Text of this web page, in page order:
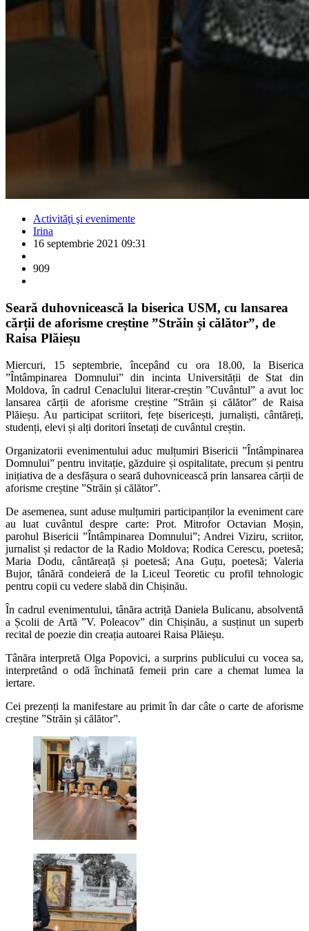
Activităţi şi evenimente
Irina
16 septembrie 2021 09:31
909
Seară duhovnicească la biserica USM, cu lansarea
cărții de aforisme creștine ”Străin și călător”, de
Raisa Plăieșu
Miercuri, 15 septembrie, începând cu ora 18.00, la Biserica
”Întâmpinarea Domnului” din incinta Universității de Stat din
Moldova, în cadrul Cenaclului literar-creștin ”Cuvântul” a avut loc
lansarea cărții de aforisme creștine ”Străin și călător” de Raisa
Plăieșu. Au participat scriitori, fețe bisericești, jurnaliști, cântăreți,
studenți, elevi și alți doritori însetați de cuvântul creștin.
Organizatorii evenimentului aduc mulțumiri Bisericii ”Întâmpinarea
Domnului” pentru invitație, găzduire și ospitalitate, precum și pentru
inițiativa de a desfășura o seară duhovnicească prin lansarea cărții de
aforisme creștine ”Străin și călător”.
De asemenea, sunt aduse mulțumiri participanților la eveniment care
au luat cuvântul despre carte: Prot. Mitrofor Octavian Moșin,
parohul Bisericii ”Întâmpinarea Domnului”; Andrei Viziru, scriitor,
jurnalist și redactor de la Radio Moldova; Rodica Cerescu, poetesă;
Maria Dodu, cântăreață și poetesă; Ana Guțu, poetesă; Valeria
Bujor, tânără condeieră de la Liceul Teoretic cu profil tehnologic
pentru copii cu vedere slabă din Chișinău.
În cadrul evenimentului, tânăra actriță Daniela Bulicanu, absolventă
a Școlii de Artă ”V. Poleacov” din Chișinău, a susținut un superb
recital de poezie din creația autoarei Raisa Plăieșu.
Tânăra interpretă Olga Popovici, a surprins publicului cu vocea sa,
interpretând o odă închinată femeii prin care a chemat lumea la
iertare.
Cei prezenți la manifestare au primit în dar câte o carte de aforisme
creștine ”Străin și călător”.